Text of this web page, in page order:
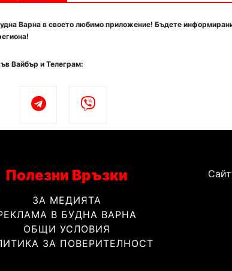
Варна в своето любимо приложение! Бъдете
Вайбър и Телеграм:
Полезни Връзки
ЗА МЕДИЯТА
В БУДНА ВАРНА
ОБЩИ УСЛОВИЯ
ЗА ПОВЕРИТЕЛНОСТ